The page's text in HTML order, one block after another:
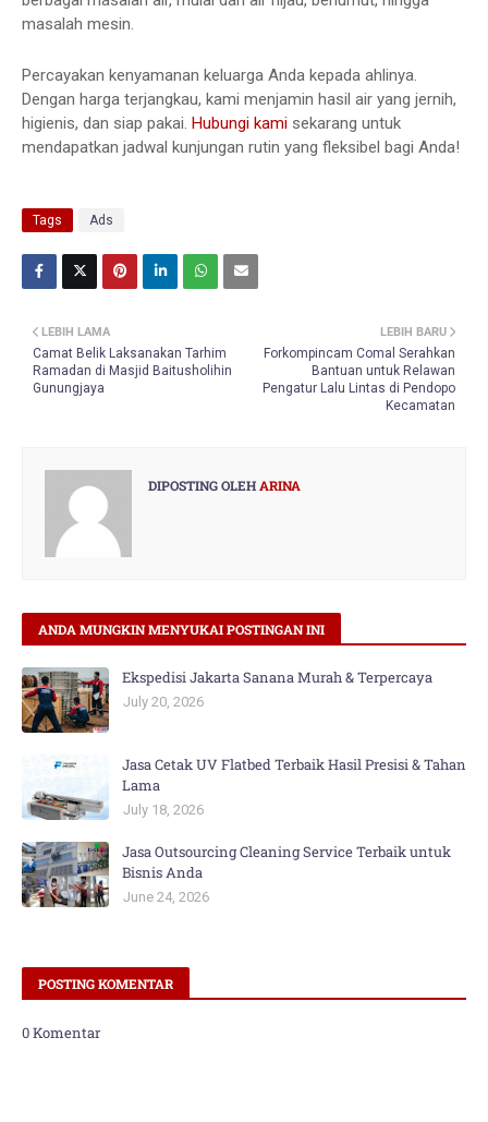
masalah mesin.
Percayakan kenyamanan keluarga Anda kepada ahlinya.
Dengan harga terjangkau, kami menjamin hasil air yang jernih,
higienis, dan siap pakai. Hubungi kami sekarang untuk
mendapatkan jadwal kunjungan rutin yang fleksibel bagi Anda!
Tags Ads
LEBIH BARU
Forkompincam Comal Serahkan
Bantuan untuk Relawan
Pengatur Lalu Lintas di Pendopo
Kecamatan
LEBIH LAMA
Camat Belik Laksanakan Tarhim
Ramadan di Masjid Baitusholihin
Gunungjaya
DIPOSTING OLEH ARINA
ANDA MUNGKIN MENYUKAI POSTINGAN INI
Ekspedisi Jakarta Sanana Murah & Terpercaya
July 20, 2026
Jasa Cetak UV Flatbed Terbaik Hasil Presisi & Tahan
Lama
July 18, 2026
Jasa Outsourcing Cleaning Service Terbaik untuk
Bisnis Anda
June 24, 2026
POSTING KOMENTAR
0 Komentar